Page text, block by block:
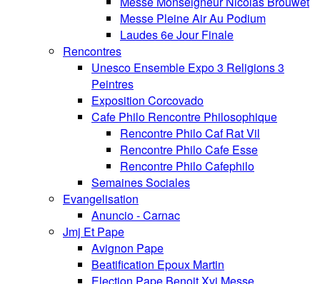
Messe Pleine Air Au Podium
Laudes 6e Jour Finale
Rencontres
Unesco Ensemble Expo 3 Religions 3
Peintres
Exposition Corcovado
Cafe Philo Rencontre Philosophique
Rencontre Philo Caf Rat Vil
Rencontre Philo Cafe Esse
Rencontre Philo Cafephilo
Semaines Sociales
Evangelisation
Anuncio - Carnac
Jmj Et Pape
Avignon Pape
Beatification Epoux Martin